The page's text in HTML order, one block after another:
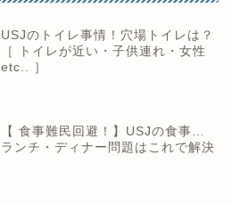
USJのトイレ事情！穴場トイレは？
［ トイレが近い・子供連れ・女性
etc.. ］
【 食事難民回避！】USJの食事…
ランチ・ディナー問題はこれで解決